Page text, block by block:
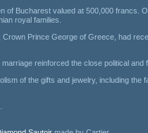
Bucharest valued at 500,000
royal families.
Prince George of Greece, had
reinforced the close political
of the gifts and jewelry, including the
.